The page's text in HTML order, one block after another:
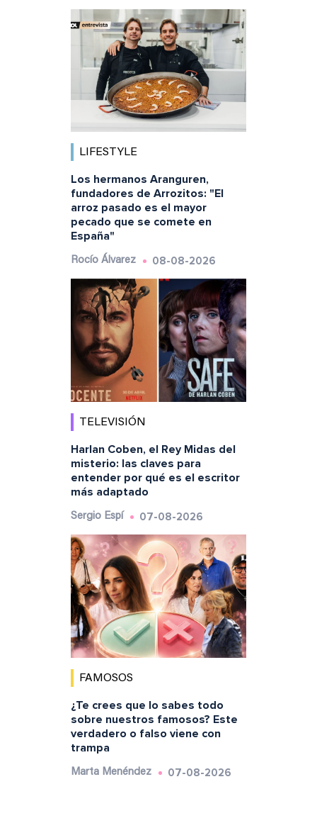
LIFESTYLE
Los hermanos Aranguren,
fundadores de Arrozitos: "El
arroz pasado es el mayor
pecado que se comete en
España"
Rocío Álvarez 08-08-2026
TELEVISIÓN
Harlan Coben, el Rey Midas del
misterio: las claves para
entender por qué es el escritor
más adaptado
Sergio Espí 07-08-2026
FAMOSOS
¿Te crees que lo sabes todo
sobre nuestros famosos? Este
verdadero o falso viene con
trampa
Marta Menéndez 07-08-2026